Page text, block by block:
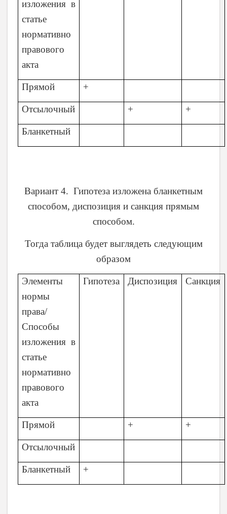
изложения в
статье
нормативно
правового
акта
Прямой +
Отсылочный + +
Бланкетный
Вариант 4. Гипотеза изложена бланкетным
способом, диспозиция и санкция прямым
способом.
Тогда таблица будет выглядеть следующим
образом
Элементы
нормы
права/
Способы
изложения в
статье
нормативно
правового
акта
Гипотеза Диспозиция Санкция
Прямой + +
Отсылочный
Бланкетный +